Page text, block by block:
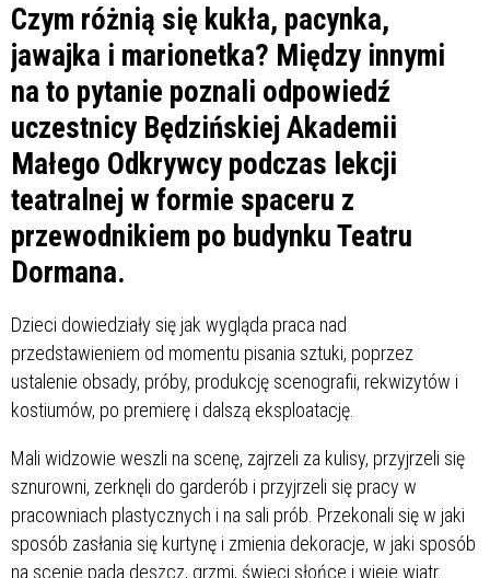
Czym różnią się kukła, pacynka,
jawajka i marionetka? Między innymi
na to pytanie poznali odpowiedź
uczestnicy Będzińskiej Akademii
Małego Odkrywcy podczas lekcji
teatralnej w formie spaceru z
przewodnikiem po budynku Teatru
Dormana.
Dzieci dowiedziały się jak wygląda praca nad
przedstawieniem od momentu pisania sztuki, poprzez
ustalenie obsady, próby, produkcję scenografii, rekwizytów i
kostiumów, po premierę i dalszą eksploatację.
Mali widzowie weszli na scenę, zajrzeli za kulisy, przyjrzeli się
sznurowni, zerknęli do garderób i przyjrzeli się pracy w
pracowniach plastycznych i na sali prób. Przekonali się w jaki
sposób zasłania się kurtynę i zmienia dekoracje, w jaki sposób
na scenie pada deszcz, grzmi, świeci słońce i wieje wiatr.